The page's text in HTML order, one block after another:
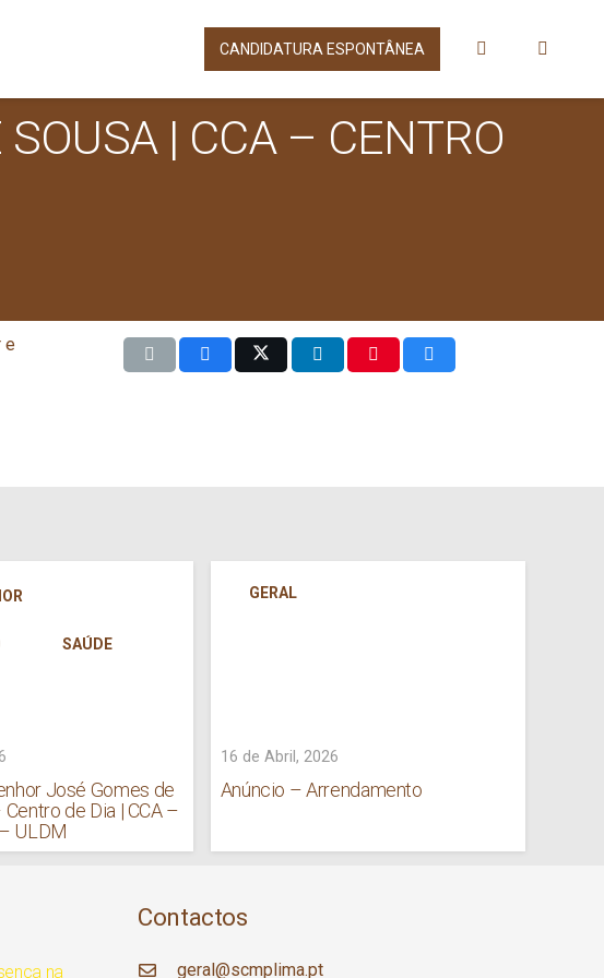
CANDIDATURA ESPONTÂNEA
| CCA – CENTRO
e
SAÚDE
José Gomes de
Centro de Dia | CCA –
ULDM
GERAL
16 de Abril, 2026
Anúncio – Arrendamento
na
Contactos
geral@scmplima.pt